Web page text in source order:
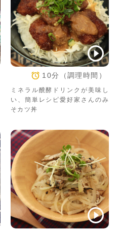
10分（調理時間）
ミネラル醗酵ドリンクが美味し
い、簡単レシピ愛好家さんのみ
そカツ丼